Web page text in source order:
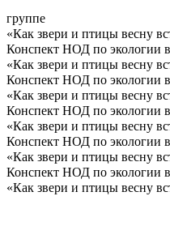
группе
«Как звери и птицы весну
Конспект НОД по экологии
«Как звери и птицы весну
Конспект НОД по экологии
«Как звери и птицы весну
Конспект НОД по экологии
«Как звери и птицы весну
Конспект НОД по экологии
«Как звери и птицы весну
Конспект НОД по экологии
«Как звери и птицы весну